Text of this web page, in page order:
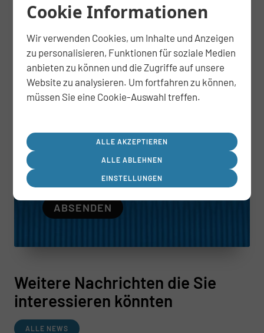
Ich möchte den Newsletter erhalten und
werden. Informationen und
Datenschutzerklärung.
ABSENDEN
Weitere Nachrichten die Sie
interessieren könnten
ALLE NEWS
Cookie Informationen
Wir verwenden Cookies, um Inhalte und Anzeigen
zu personalisieren, Funktionen für soziale Medien
anbieten zu können und die Zugriffe auf unsere
Website zu analysieren. Um fortfahren zu können,
müssen Sie eine Cookie-Auswahl treffen.
EINSTELLUNGEN
ALLE ABLEHNEN
ALLE AKZEPTIEREN